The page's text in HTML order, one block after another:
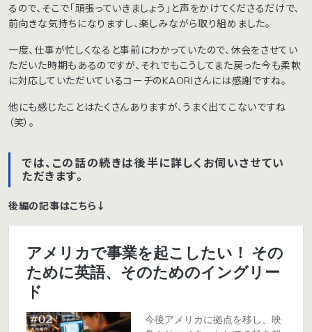
るので、そこで「頑張っていきましょう」と声をかけてくださるだけで、
前向きな気持ちになりますし、楽しみながら取り組めました。
一度、仕事が忙しくなると事前にわかっていたので、休会をさせてい
ただいた時期もあるのですが、それでもこうしてまた戻った今も柔軟
に対応していただいているコーチのKAORIさんには感謝ですね。
他にも感じたことはたくさんありますが、うまく出てこないですね
（笑）。
では、この話の続きは後半に詳しくお伺いさせてい
ただきます。
後編の記事はこちら↓